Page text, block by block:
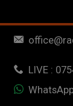
LIVE :